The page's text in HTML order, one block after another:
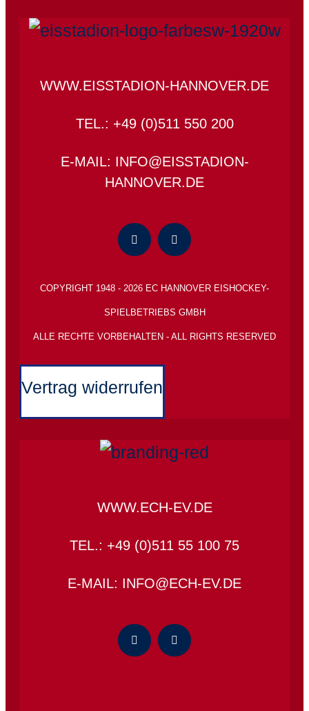
WWW.EISSTADION-HANNOVER.DE
TEL.: +49 (0)511 550 200
E-MAIL: INFO@EISSTADION-
HANNOVER.DE
COPYRIGHT 1948 - 2026 EC HANNOVER EISHOCKEY-
SPIELBETRIEBS GMBH
ALLE RECHTE VORBEHALTEN - ALL RIGHTS RESERVED
Vertrag widerrufen
WWW.ECH-EV.DE
TEL.: +49 (0)511 55 100 75
E-MAIL: INFO@ECH-EV.DE